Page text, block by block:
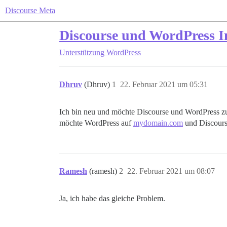
Discourse Meta
Discourse und WordPress
Unterstützung WordPress
Dhruv (Dhruv) 22. Februar 2021 um 05:31
1
Ich bin neu und möchte Discourse und WordPress
möchte WordPress aufmydomain.com und
Ramesh (ramesh) 22. Februar 2021 um 08:07
2
Ja, ich habe das gleiche Problem.